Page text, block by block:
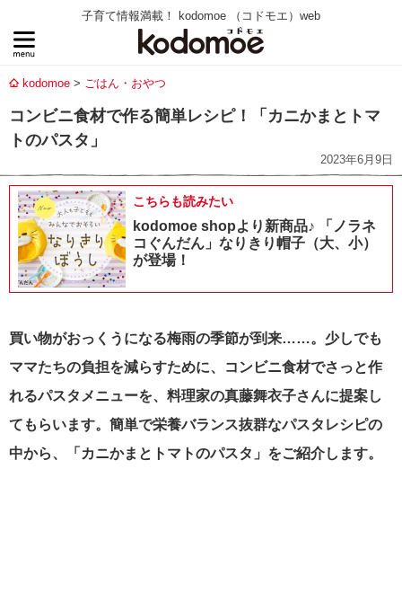
子育て情報満載！ kodomoe （コドモエ）web
kodomoe ごはん・おやつ
コンビニ食材で作る簡単レシピ！「カニかまとトマ
トのパスタ」
2023年6月9日
こちらも読みたい
kodomoe shopより新商品♪ 「ノラネ
コぐんだん」なりきり帽子（大、小）
が登場！
買い物がおっくうになる梅雨の季節が到来……。少しでも
ママたちの負担を減らすために、コンビニ食材でさっと作
れるパスタメニューを、料理家の真藤舞衣子さんに提案し
てもらいます。簡単で栄養バランス抜群なパスタレシピの
中から、「カニかまとトマトのパスタ」をご紹介します。